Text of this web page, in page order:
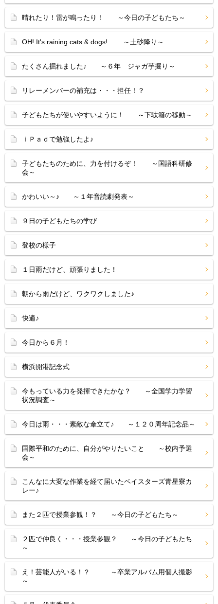
晴れたり！雷が鳴ったり！ ～今日の子どもたち～
OH! It's raining cats & dogs! ～土砂降り～
たくさん掘れました♪ ～６年 ジャガ芋掘り～
リレーメンバーの補充は・・・担任！？
子どもたちが使いやすいように！ ～下駄箱の移動～
ｉＰａｄで勉強したよ♪
子どもたちのために、力を付けるぞ！ ～国語科研修
会～
かわいい～♪ ～１年音読劇発表～
９日の子どもたちの学び
登校の様子
１日雨だけど、頑張りました！
朝から雨だけど、ワクワクしました♪
快適♪
今日から６月！
横浜開港記念式
今もっている力を発揮できたかな？ ～全国学力学習
状況調査～
今日は雨・・・素敵な傘立て♪ ～１２０周年記念品～
国際平和のために、自分がやりたいこと ～校内予選
会～
こんなに大変な作業を経て届いたベイスターズ青星寮カ
レー♪
また２匹で授業参観！？ ～今日の子どもたち～
２匹で仲良く・・・授業参観？ ～今日の子どもたち
～
え！芸能人がいる！？ ～卒業アルバム用個人撮影
～